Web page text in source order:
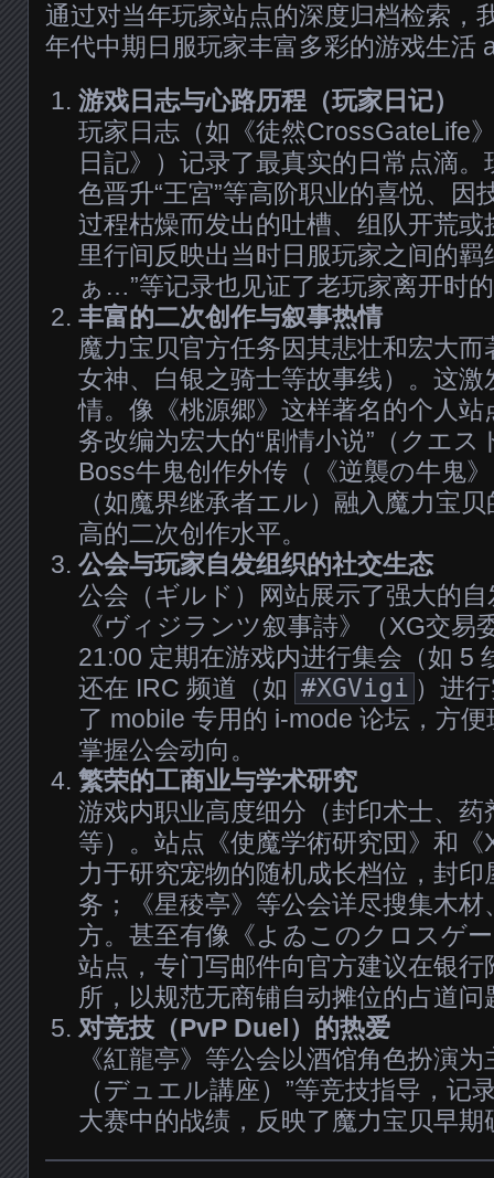
通过对当年玩家站点的深度归档检索，
年代中期日服玩家丰富多彩的游戏生活
游戏日志与心路历程（玩家日记）
玩家日志（如《徒然CrossGateLife
日記》）记录了最真实的日常点滴
色晋升“王宮”等高阶职业的喜悦、因
过程枯燥而发出的吐槽、组队开荒
里行间反映出当时日服玩家之间的羁
ぁ…”等记录也见证了老玩家离开时
丰富的二次创作与叙事热情
魔力宝贝官方任务因其悲壮和宏大
女神、白银之骑士等故事线）。这
情。像《桃源郷》这样著名的个人
务改编为宏大的“剧情小说”（クエ
Boss牛鬼创作外传（《逆襲の牛鬼
（如魔界继承者エル）融入魔力宝
高的二次创作水平。
公会与玩家自发组织的社交生态
公会（ギルド）网站展示了强大的
《ヴィジランツ叙事詩》（XG交易
21:00 定期在游戏内进行集会（如 5
还在 IRC 频道（如 #XGVigi ）进
了 mobile 专用的 i-mode 论坛，方
掌握公会动向。
繁荣的工商业与学术研究
游戏内职业高度细分（封印术士、
等）。站点《使魔学術研究団》和
力于研究宠物的随机成长档位，封
务；《星稜亭》等公会详尽搜集木
方。甚至有像《よゐこのクロスゲ
站点，专门写邮件向官方建议在银
所，以规范无商铺自动摊位的占道问
对竞技（PvP Duel）的热爱
《紅龍亭》等公会以酒馆角色扮演
（デュエル講座）”等竞技指导，记
大赛中的战绩，反映了魔力宝贝早